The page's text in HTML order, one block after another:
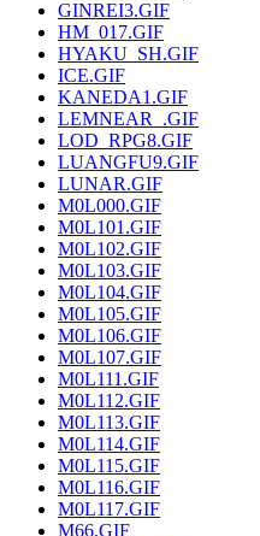
GINREI3.GIF
HM_017.GIF
HYAKU_SH.GIF
ICE.GIF
KANEDA1.GIF
LEMNEAR_.GIF
LOD_RPG8.GIF
LUANGFU9.GIF
LUNAR.GIF
M0L000.GIF
M0L101.GIF
M0L102.GIF
M0L103.GIF
M0L104.GIF
M0L105.GIF
M0L106.GIF
M0L107.GIF
M0L111.GIF
M0L112.GIF
M0L113.GIF
M0L114.GIF
M0L115.GIF
M0L116.GIF
M0L117.GIF
M66.GIF